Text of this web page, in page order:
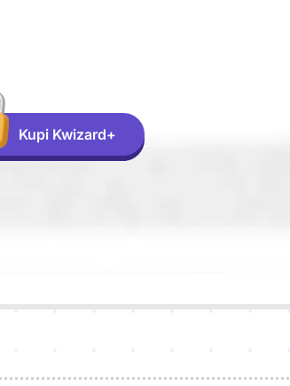
Kupi Kwizard+